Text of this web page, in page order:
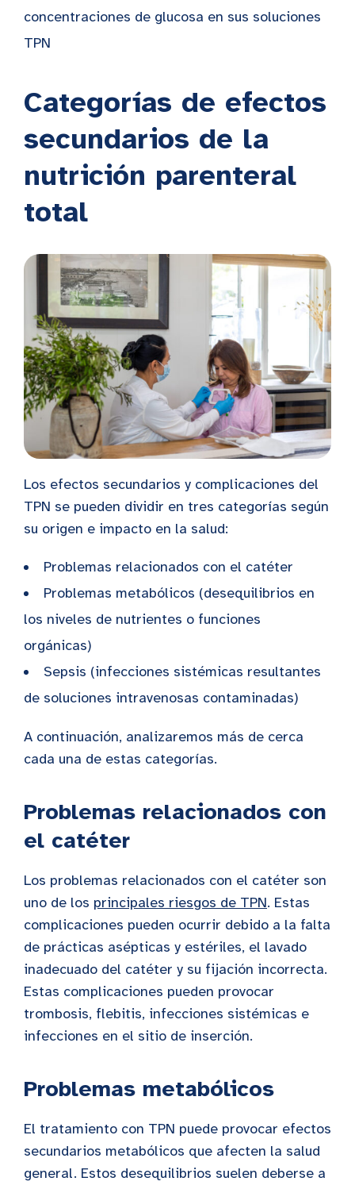
concentraciones de glucosa en sus soluciones
TPN
Categorías de efectos
secundarios de la
nutrición parenteral
total
Los efectos secundarios y complicaciones del
TPN se pueden dividir en tres categorías según
su origen e impacto en la salud:
Problemas relacionados con el catéter
Problemas metabólicos (desequilibrios en
los niveles de nutrientes o funciones
orgánicas)
Sepsis (infecciones sistémicas resultantes
de soluciones intravenosas contaminadas)
A continuación, analizaremos más de cerca
cada una de estas categorías.
Problemas relacionados con
el catéter
Los problemas relacionados con el catéter son
uno de los principales riesgos de TPN. Estas
complicaciones pueden ocurrir debido a la falta
de prácticas asépticas y estériles, el lavado
inadecuado del catéter y su fijación incorrecta.
Estas complicaciones pueden provocar
trombosis, flebitis, infecciones sistémicas e
infecciones en el sitio de inserción.
Problemas metabólicos
El tratamiento con TPN puede provocar efectos
secundarios metabólicos que afecten la salud
general. Estos desequilibrios suelen deberse a